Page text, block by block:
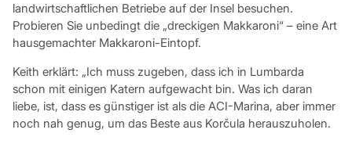
landwirtschaftlichen Betriebe auf der Insel besuchen.
Probieren Sie unbedingt die „dreckigen Makkaroni“ – eine Art
hausgemachter Makkaroni-Eintopf.
Keith erklärt: „Ich muss zugeben, dass ich in Lumbarda
schon mit einigen Katern aufgewacht bin. Was ich daran
liebe, ist, dass es günstiger ist als die ACI-Marina, aber immer
noch nah genug, um das Beste aus Korčula herauszuholen.